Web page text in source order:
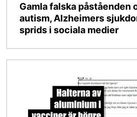
Gamla falska påståenden
autism, Alzheimers
sprids i sociala medier